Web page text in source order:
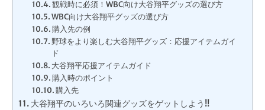
観戦時に必須！WBC向け大谷翔平グッズの選び方
WBC向け大谷翔平グッズの選び方
購入先の例
野球をより楽しむ大谷翔平グッズ：応援アイテムガイ
ド
大谷翔平応援アイテムガイド
購入時のポイント
購入先
大谷翔平のいろいろ関連グッズをゲットしよう!!